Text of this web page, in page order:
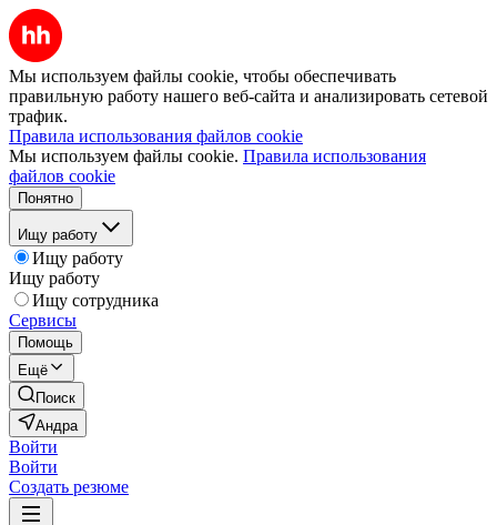
Мы используем файлы cookie, чтобы обеспечивать
правильную работу нашего веб-сайта и анализировать сетевой
трафик.
Правила использования файлов cookie
Мы используем файлы cookie. Правила использования
файлов cookie
Понятно
Ищу работу
Ищу работу
Ищу работу
Ищу сотрудника
Сервисы
Помощь
Ещё
Поиск
Андра
Войти
Войти
Создать резюме